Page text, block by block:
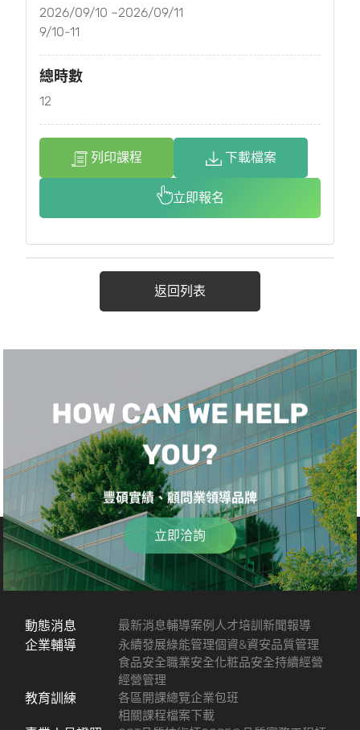
2026/09/10 ~2026/09/11
9/10-11
總時數
12
列印課程 下載檔案
立即報名
返回列表
HOW CAN WE HELP
YOU?
豐碩實績、顧問業領導品牌
立即洽詢
動態消息 最新消息輔導案例 人才培訓新聞報導
企業輔導 永續發展綠能管理個資&資安品質管理
食品安全職業安全化粧品安全持續經營
經營管理
教育訓練 各區開課總覽企業包班
相關課程檔案下載